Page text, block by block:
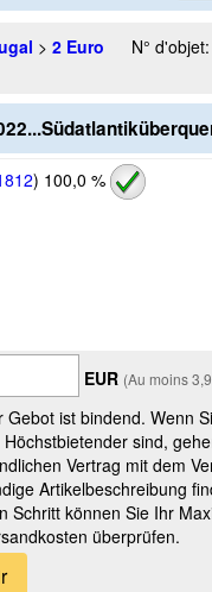
> 2 Euro
N°
) 100,0 %
EUR (Au moins
Gebot ist bindend. Wenn
sind,
Vertrag mit dem
Artikelbeschreibung
Schritt können Sie Ihr
überprüfen.